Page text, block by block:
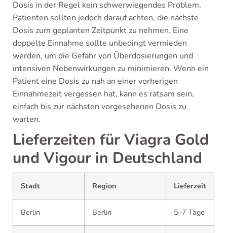
Dosis in der Regel kein schwerwiegendes Problem.
Patienten sollten jedoch darauf achten, die nächste
Dosis zum geplanten Zeitpunkt zu nehmen. Eine
doppelte Einnahme sollte unbedingt vermieden
werden, um die Gefahr von Überdosierungen und
intensiven Nebenwirkungen zu minimieren. Wenn ein
Patient eine Dosis zu nah an einer vorherigen
Einnahmezeit vergessen hat, kann es ratsam sein,
einfach bis zur nächsten vorgesehenen Dosis zu
warten.
Lieferzeiten für Viagra Gold
und Vigour in Deutschland
Stadt Region Lieferzeit
Berlin Berlin 5–7 Tage